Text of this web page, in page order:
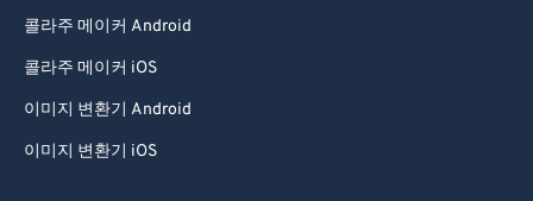
콜라주 메이커 Android
콜라주 메이커 iOS
이미지 변환기 Android
이미지 변환기 iOS